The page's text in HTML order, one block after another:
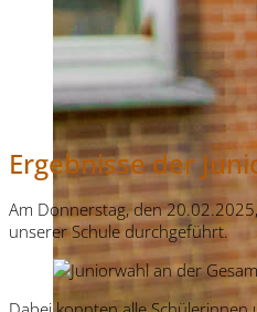
Ergebnisse der
Am Donnerstag, den
unserer Schule durchgeführt.